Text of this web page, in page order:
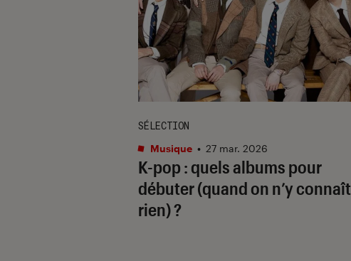
K-pop : quels albums pour
débuter (quand on n’y connaît
rien) ?
SÉLECTION
Musique • 27 mar. 2026